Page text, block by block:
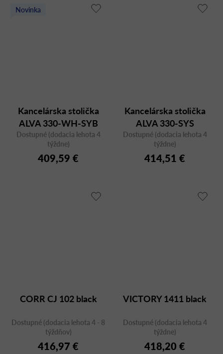
Novinka
Kancelárska stolička
ALVA 330-WH-SYB
Dostupné (dodacia lehota 4
týždne)
409,59 €
Kancelárska stolička
ALVA 330-SYS
Dostupné (dodacia lehota 4
týždne)
414,51 €
CORR CJ 102 black
Dostupné (dodacia lehota 4 - 8
týždňov)
416,97 €
VICTORY 1411 black
Dostupné (dodacia lehota 4
týždne)
418,20 €